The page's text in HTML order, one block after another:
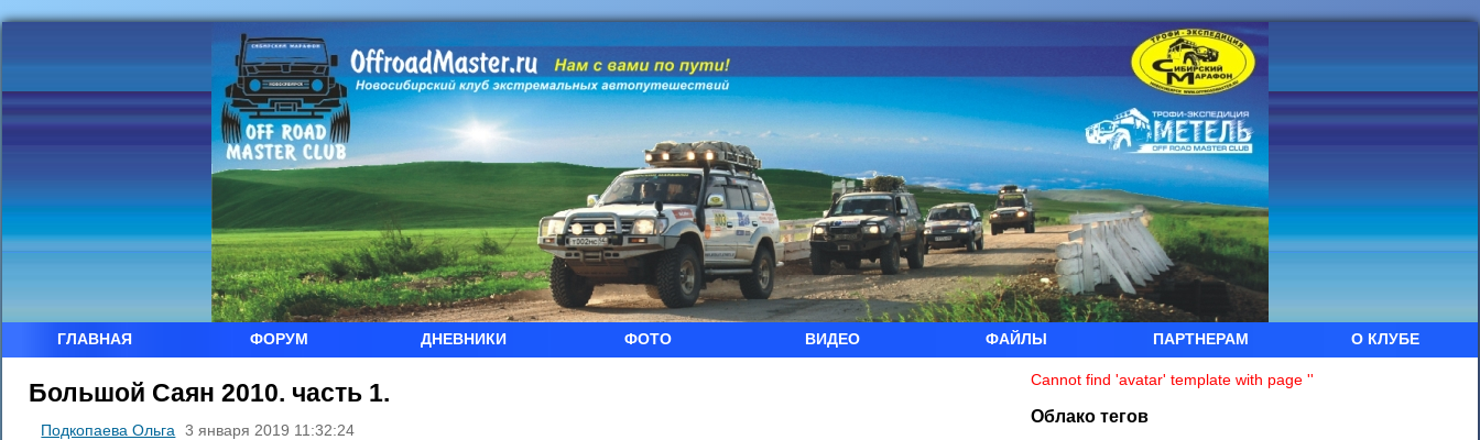
ГЛАВНАЯ ФОРУМ ДНЕВНИКИ ФОТО ВИДЕО ФАЙЛЫ ПАРТНЕРАМ О КЛУБЕ
Большой Саян 2010. часть 1.
Подкопаева Ольга 3 января 2019 11:32:24
Cannot find 'avatar' template with page ''
Облако тегов